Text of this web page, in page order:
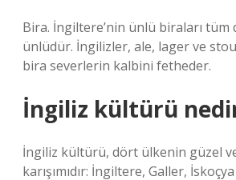
Bira. İngiltere’nin ünlü biraları tüm
ünlüdür. İngilizler, ale, lager ve
bira severlerin kalbini fetheder.
İngiliz kültürü
İngiliz kültürü, dört ülkenin güzel
karışımıdır: İngiltere, Galler,